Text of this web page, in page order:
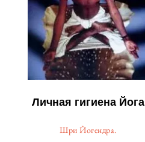
Личная гигиена Йога
Шри Йогендра.